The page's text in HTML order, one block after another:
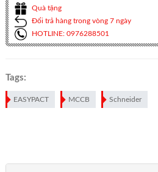
Quà tặng
Đổi trả hàng trong vòng 7 ngày
HOTLINE: 0976288501
Tags:
EASYPACT MCCB Schneider